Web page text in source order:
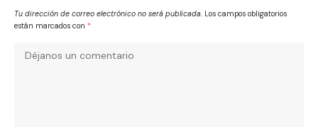
Tu dirección de correo electrónico no será publicada. Los campos obligatorios
están marcados con *